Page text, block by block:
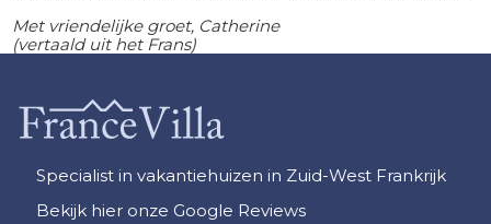
Met vriendelijke groet, Catherine
(vertaald uit het Frans)
Specialist in vakantiehuizen in Zuid-West Frankrijk
Bekijk hier onze Google Reviews